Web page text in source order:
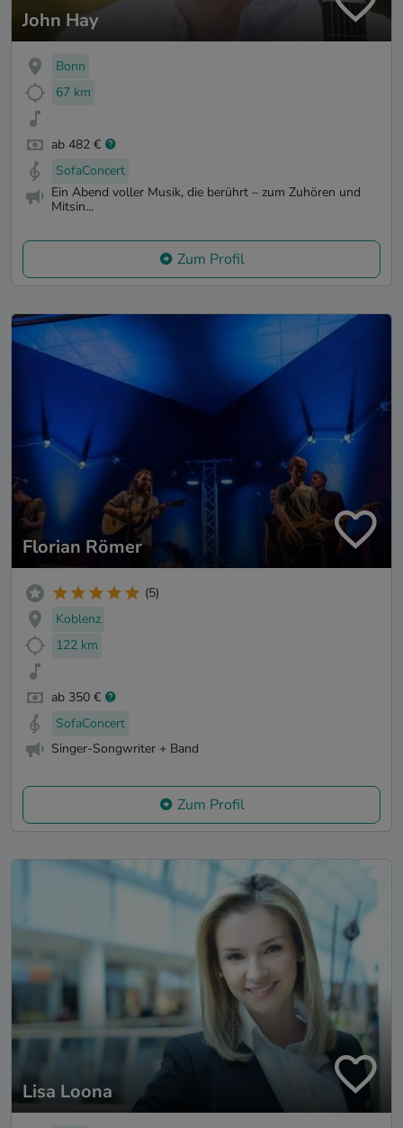
John Hay
Bonn
67 km
ab 482 €
SofaConcert
Ein Abend voller Musik, die berührt – zum Zuhören und
Mitsin...
Zum Profil
Florian Römer
(5)
Koblenz
122 km
ab 350 €
SofaConcert
Singer-Songwriter + Band
Zum Profil
Lisa Loona